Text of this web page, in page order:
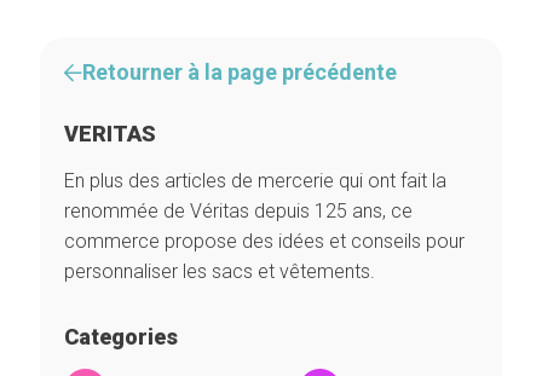
Retourner à la page précédente
VERITAS
En plus des articles de mercerie qui ont fait la
renommée de Véritas depuis 125 ans, ce
commerce propose des idées et conseils pour
personnaliser les sacs et vêtements.
Categories